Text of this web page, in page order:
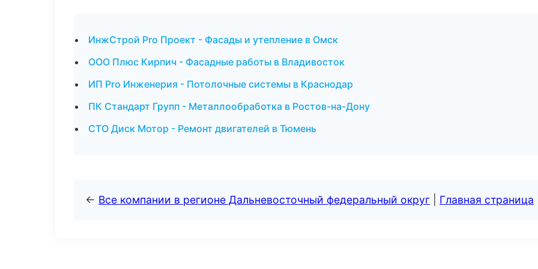
ИнжСтрой Pro Проект - Фасады и утепление в Омск
ООО Плюс Кирпич - Фасадные работы в Владивосток
ИП Pro Инженерия - Потолочные системы в Краснодар
ПК Стандарт Групп - Металлообработка в Ростов-на-Дону
СТО Диск Мотор - Ремонт двигателей в Тюмень
← Все компании в регионе Дальневосточный федеральный округ Главная страница